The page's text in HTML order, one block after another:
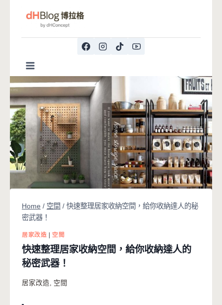
Home / 空間 / 快速整理居家收納空間，給你收納達人的秘
密武器！
居家改造 空間
快速整理居家收納空間，給你收納達人的
秘密武器！
居家改造 空間